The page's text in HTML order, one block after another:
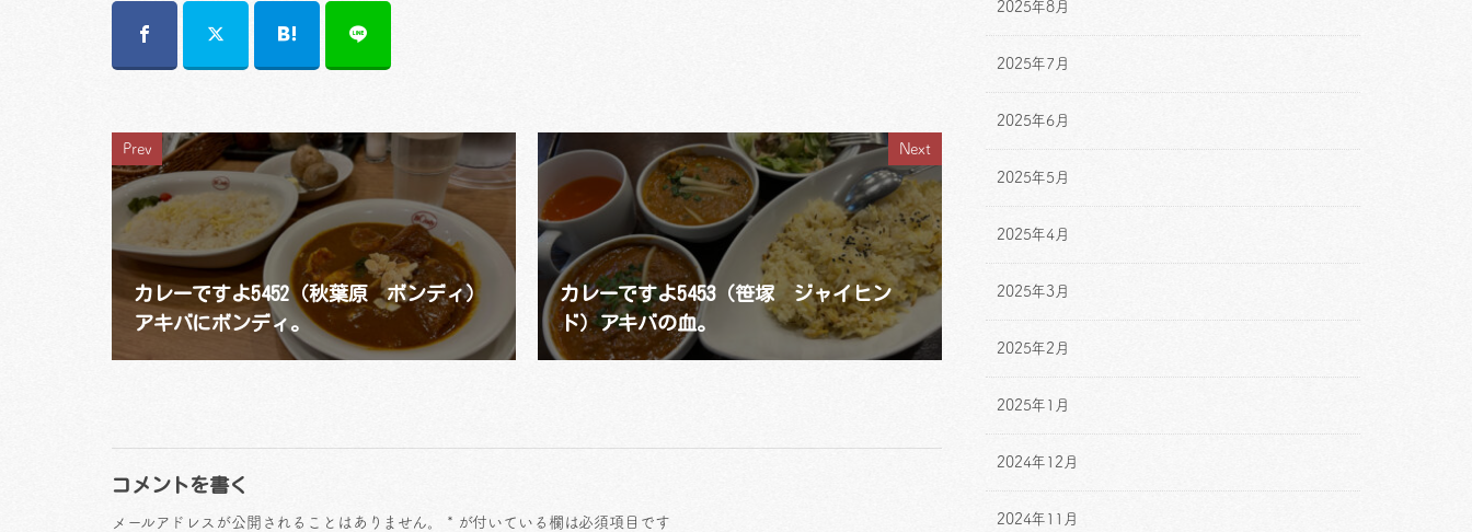
Prev
カレーですよ5452（秋葉原 ボンディ）
アキバにボンディ。
Next
カレーですよ5453（笹塚 ジャイヒン
ド）アキバの血。
コメントを書く
メールアドレスが公開されることはありません。 * が付いている欄は必須項目です
2025年8月
2025年7月
2025年6月
2025年5月
2025年4月
2025年3月
2025年2月
2025年1月
2024年12月
2024年11月